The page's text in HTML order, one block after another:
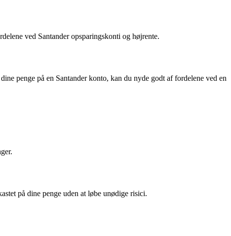
ved Santander opsparingskonti og højrente.
penge på en Santander konto, kan du nyde godt af fordelene ved en
på dine penge uden at løbe unødige risici.